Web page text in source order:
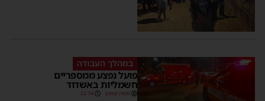
במהלך העבודה
פועל נפצע ממספריים
חשמליות באשדוד
משה קאהן 22:14